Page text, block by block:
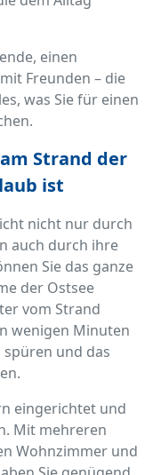
einen
Freunden – die
was Sie für einen
Strand der
ist
nicht nur durch
auch durch ihre
Sie das ganze
der Ostsee
vom Strand
wenigen Minuten
und das
eingerichtet und
Mit mehreren
Wohnzimmer und